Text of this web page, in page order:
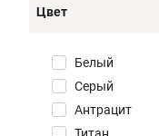
Цвет
Белый
Серый
Антрацит